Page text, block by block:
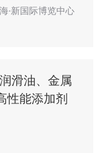
·新国际博览中心
滑油、金属
性能添加剂